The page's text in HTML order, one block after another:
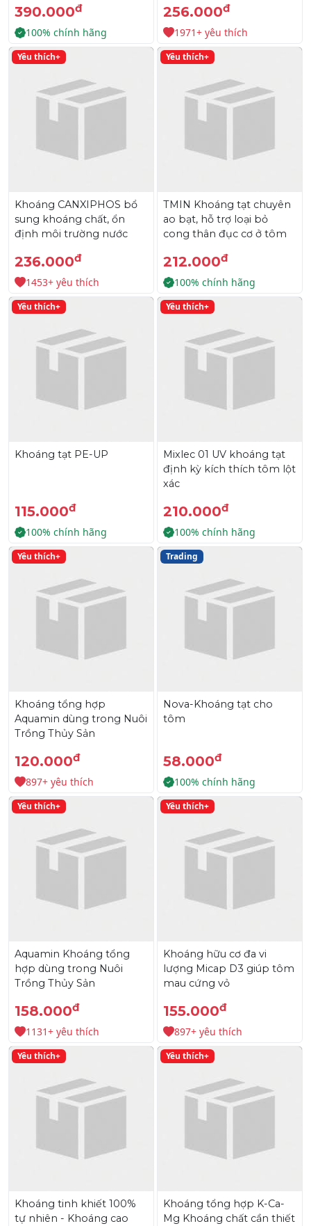
390.000đ
100% chính hãng
256.000đ
1971+ yêu thích
Yêu thích+
Khoáng CANXIPHOS bổ
sung khoáng chất, ổn
định môi trường nước
236.000đ
1453+ yêu thích
Yêu thích+
TMIN Khoáng tạt chuyên
ao bạt, hỗ trợ loại bỏ
cong thân đục cơ ở tôm
212.000đ
100% chính hãng
Yêu thích+
Khoáng tạt PE-UP
115.000đ
100% chính hãng
Yêu thích+
Mixlec 01 UV khoáng tạt
định kỳ kích thích tôm lột
xác
210.000đ
100% chính hãng
Yêu thích+
Khoáng tổng hợp
Aquamin dùng trong Nuôi
Trồng Thủy Sản
120.000đ
897+ yêu thích
Trading
Nova-Khoáng tạt cho
tôm
58.000đ
100% chính hãng
Yêu thích+
Aquamin Khoáng tổng
hợp dùng trong Nuôi
Trồng Thủy Sản
158.000đ
1131+ yêu thích
Yêu thích+
Khoáng hữu cơ đa vi
lượng Micap D3 giúp tôm
mau cứng vỏ
155.000đ
897+ yêu thích
Yêu thích+
Khoáng tinh khiết 100%
tự nhiên - Khoáng cao
Yêu thích+
Khoáng tổng hợp K-Ca-
Mg Khoáng chất cần thiết